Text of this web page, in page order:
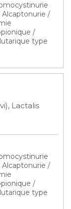
/
/
type
Lactalis
/
/
type